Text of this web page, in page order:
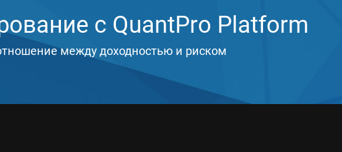
с QuantPro Platform
между доходностью и риском